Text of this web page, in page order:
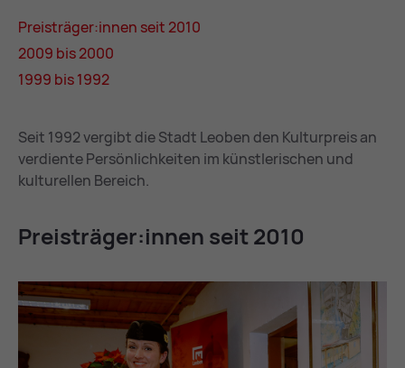
Preis­trä­ger:in­nen seit 2010
2009 bis 2000
1999 bis 1992
Seit 1992 vergibt die Stadt Leoben den Kulturpreis an
verdiente Persönlichkeiten im künstlerischen und
kulturellen Bereich.
Preis­trä­ger:in­nen seit 2010